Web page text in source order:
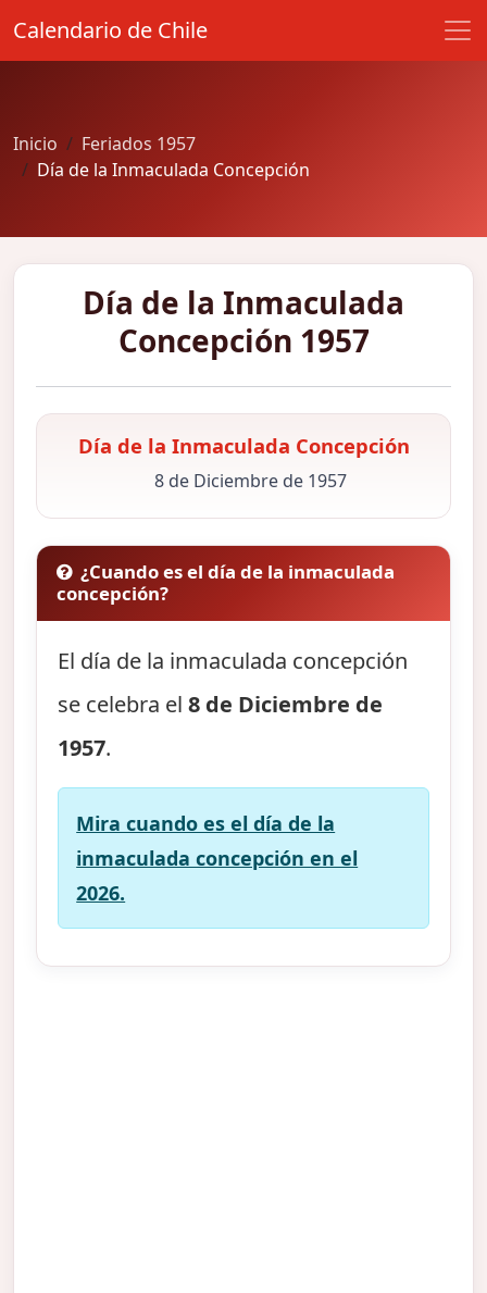
Calendario de Chile
Inicio
Feriados 1957
Día de la Inmaculada Concepción
Día de la Inmaculada
Concepción 1957
Día de la Inmaculada Concepción
8 de Diciembre de 1957
¿Cuando es el día de la inmaculada
concepción?
El día de la inmaculada concepción
se celebra el8 de Diciembre de
1957.
Mira cuando es el día de la
inmaculada concepción en el
2026.